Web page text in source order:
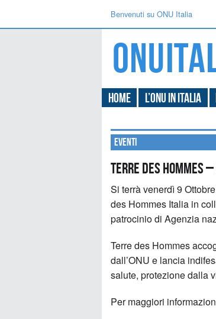
Benvenuti su ONU Italia
Home L’ONU in Italia
Eventi
Terre des Hommes –
Si terrà venerdì 9
des Hommes Italia in
patrocinio di Agenzia
Terre des Hommes
dall’ONU e lancia
salute, protezione dalla
Per maggiori